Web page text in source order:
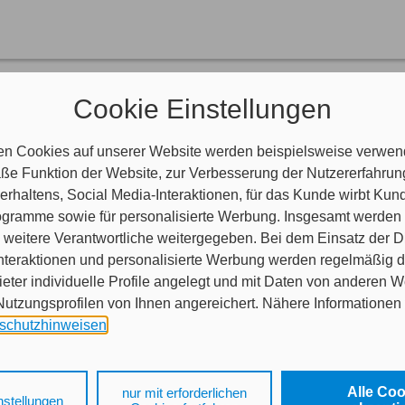
Cookie Einstellungen
Cookies auf unserer Website werden beispielsweise
Funktion der Website, zur Verbesserung der
Social Media-Interaktionen, für das Kunde wirbt
sowie für personalisierte Werbung. Insgesamt werden
Verantwortliche weitergegeben. Bei dem Einsatz der
und personalisierte Werbung werden regelmäßig
individuelle Profile angelegt und mit Daten von anderen
von Ihnen angereichert. Nähere
sowohl der Speicherung der notwendigen
Alle
nur mit erforderlichen
(vormals: Grüne Karte) dient als Nachweis Ihrer Kfz-
Versicherungen für den Kraftverkehr bestehen.
Island, Kroatien, Liechtenstein, Norwegen, Schweiz,
(Kennzeichenabkommen) aus.
europäische Länder reisen, benötigen Sie darüber hinaus die